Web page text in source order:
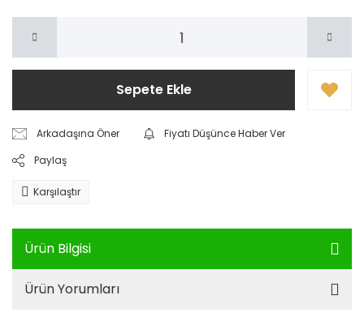
Sepete Ekle
Arkadaşına Öner
Fiyatı Düşünce Haber Ver
Paylaş
Karşılaştır
Ürün Bilgisi
Ürün Yorumları